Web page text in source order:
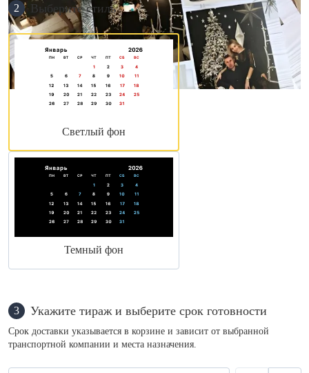
2 Выберите стиль
Светлый фон
Темный фон
3 Укажите тираж и выберите срок готовности
Срок доставки указывается в корзине и зависит от выбранной
транспортной компании и места назначения.